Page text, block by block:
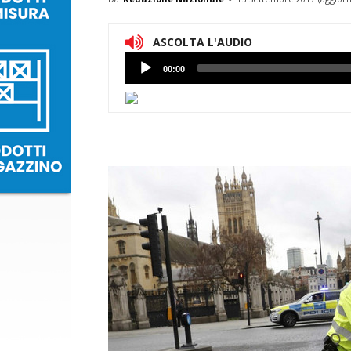
ASCOLTA L'AUDIO
Lettore
Audio
00:00